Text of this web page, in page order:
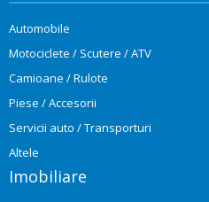
Automobile
Motociclete / Scutere / ATV
Camioane / Rulote
Piese / Accesorii
Servicii auto / Transporturi
Altele
Imobiliare